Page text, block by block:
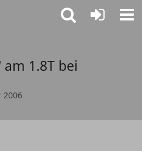
1.8T bei
2006